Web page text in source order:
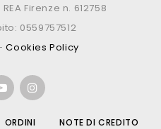
Firenze n. 612758
0559757512
Cookies Policy
ORDINI
NOTE DI CREDITO